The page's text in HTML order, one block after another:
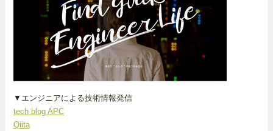
▼エンジニアによる技術情報発信
tech blog APC
Qiita